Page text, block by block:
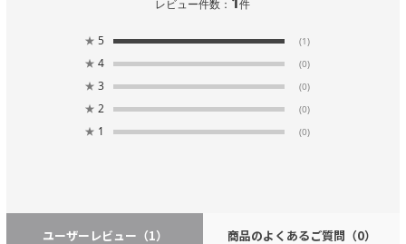
レビュー件数： 件
★ 5 (1)
★ 4 (0)
★ 3 (0)
★ 2 (0)
★ 1 (0)
ユーザーレビュー （1） 商品のよくあるご質問 （0）